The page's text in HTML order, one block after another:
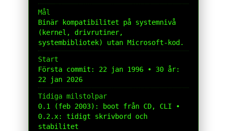
Mål
Binär kompatibilitet på systemnivå
(kernel, drivrutiner,
systembibliotek) utan Microsoft-kod.
Start
Första commit: 22 jan 1996 • 30 år:
22 jan 2026
Tidiga milstolpar
0.1 (feb 2003): boot från CD, CLI •
0.2.x: tidigt skrivbord och
stabilitet